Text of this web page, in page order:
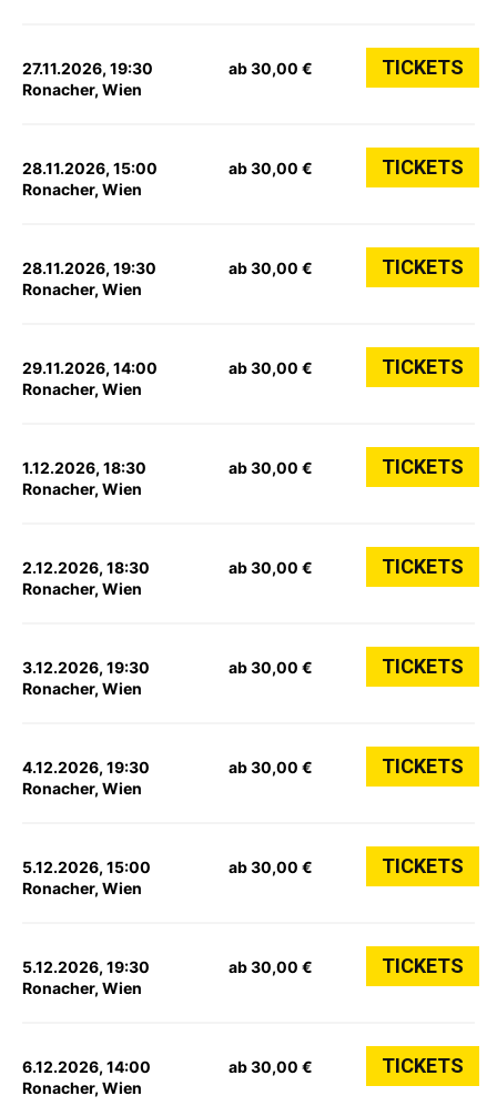
27.11.2026, 19:30
Ronacher, Wien
ab 30,00 € TICKETS
28.11.2026, 15:00
Ronacher, Wien
ab 30,00 € TICKETS
28.11.2026, 19:30
Ronacher, Wien
ab 30,00 € TICKETS
29.11.2026, 14:00
Ronacher, Wien
ab 30,00 € TICKETS
1.12.2026, 18:30
Ronacher, Wien
ab 30,00 € TICKETS
2.12.2026, 18:30
Ronacher, Wien
ab 30,00 € TICKETS
3.12.2026, 19:30
Ronacher, Wien
ab 30,00 € TICKETS
4.12.2026, 19:30
Ronacher, Wien
ab 30,00 € TICKETS
5.12.2026, 15:00
Ronacher, Wien
ab 30,00 € TICKETS
5.12.2026, 19:30
Ronacher, Wien
ab 30,00 € TICKETS
6.12.2026, 14:00
Ronacher, Wien
ab 30,00 € TICKETS